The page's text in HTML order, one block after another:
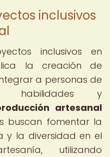
inclusivos
inclusivos en
la creación de
a personas de
habilidades y
artesanal
buscan fomentar la
y la diversidad en el
utilizando